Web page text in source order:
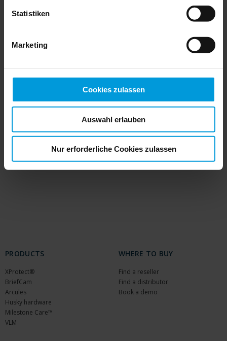
Analytics installieren:
https://tools.google.com/dlpage/gaoptout?hl=en-GB.
Statistiken
Marketing
Cookies zulassen
Auswahl erlauben
Nur erforderliche Cookies zulassen
in the Sky, USA
Continental Computers, USA
App-
Techs Corporation, USA
REECE Complete Security
Solutions, USA
Presidio, USA
Cyber Technology
Avarn Security, Norwegen
Hongkong
G4S, Estland G4S, Dänemark
MVP Tech,
PMT Security, Australien
Securitas, Schweden
Techno Q, Katar
Visual Networks Ltd., Neuseeland
PRODUCTS
XProtect®
BriefCam
Arcules
Husky hardware
Milestone Care™
VLM
WHERE TO BUY
Find a reseller
Find a distributor
Book a demo